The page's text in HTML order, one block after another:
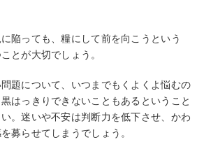
陥っても、糧にして前を向こうという
とが大切でしょう。
題について、いつまでもくよくよ悩むの
はっきりできないこともあるということ
。迷いや不安は判断力を低下させ、かわ
募らせてしまうでしょう。